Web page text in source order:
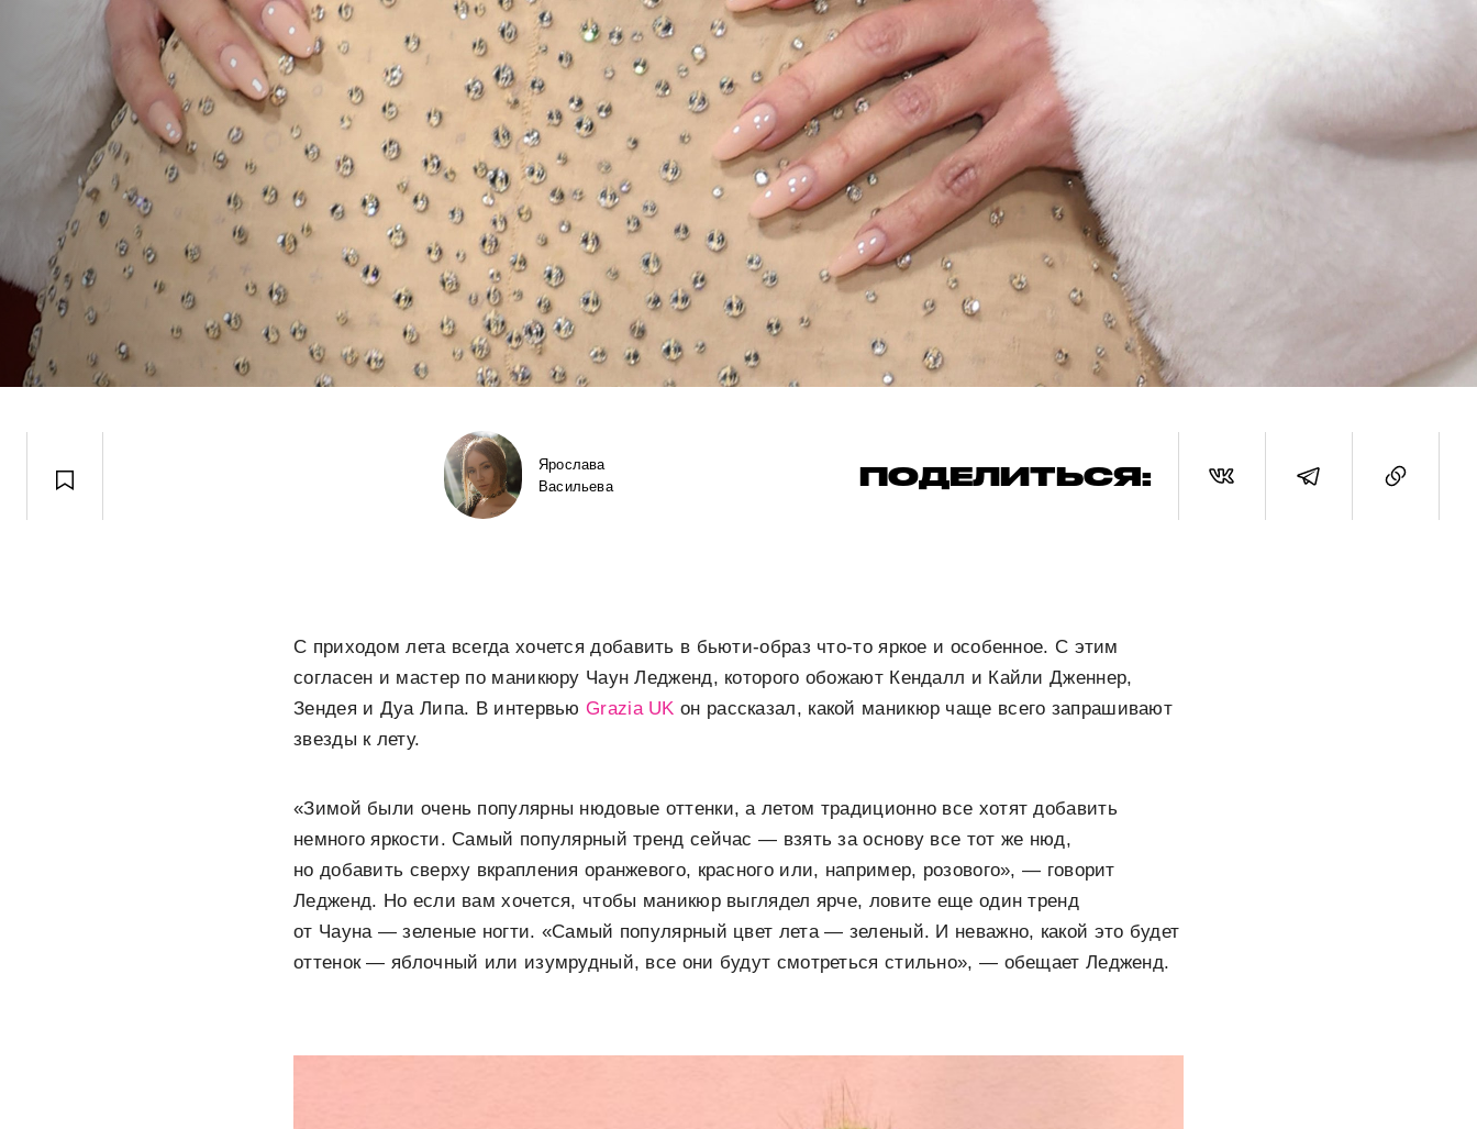
Ярослава
Васильева
ПОДЕЛИТЬСЯ:
С приходом лета всегда хочется добавить в бьюти-образ что-то яркое и особенное. С этим
согласен и мастер по маникюру Чаун Ледженд, которого обожают Кендалл и Кайли Дженнер,
Зендея и Дуа Липа. В интервью Grazia UK он рассказал, какой маникюр чаще всего запрашивают
звезды к лету.
«Зимой были очень популярны нюдовые оттенки, а летом традиционно все хотят добавить
немного яркости. Самый популярный тренд сейчас — взять за основу все тот же нюд,
но добавить сверху вкрапления оранжевого, красного или, например, розового», — говорит
Ледженд. Но если вам хочется, чтобы маникюр выглядел ярче, ловите еще один тренд
от Чауна — зеленые ногти. «Самый популярный цвет лета — зеленый. И неважно, какой это будет
оттенок — яблочный или изумрудный, все они будут смотреться стильно», — обещает Ледженд.